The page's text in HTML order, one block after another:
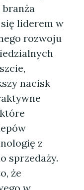
branża
liderem w
rozwoju
nacisk
z
sprzedaży.
że